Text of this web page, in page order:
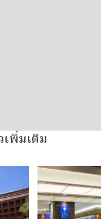
พิ่มเติม